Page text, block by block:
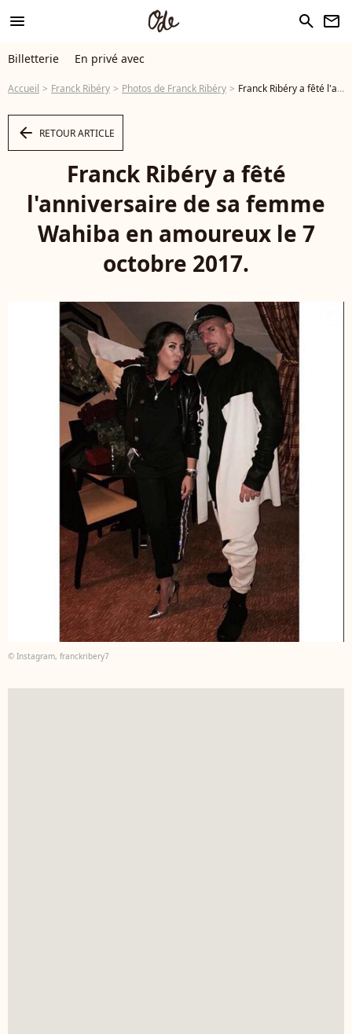
menu search newsletter
Billetterie En privé avec
Accueil Franck Ribéry Photos de Franck Ribéry Franck Ribéry a fêté l'anniversaire de sa femme Wahiba en amoureux le 7 octobre 2017. - Photo
arrow_left RETOUR ARTICLE
Franck Ribéry a fêté
l'anniversaire de sa femme
Wahiba en amoureux le 7
octobre 2017.
© Instagram, franckribery7